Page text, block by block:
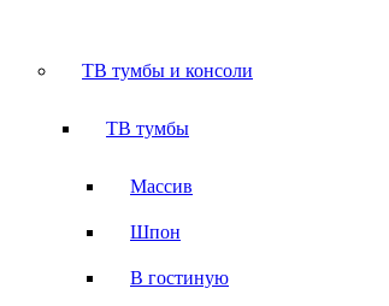
ТВ тумбы и консоли
ТВ тумбы
Массив
Шпон
В гостиную